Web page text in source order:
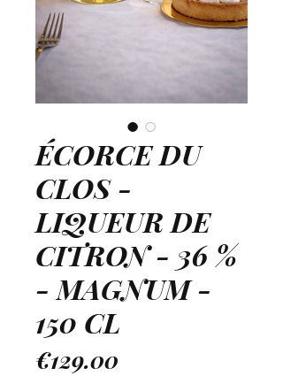
ÉCORCE DU
CLOS -
LIQUEUR DE
CITRON - 36 %
- MAGNUM -
150 CL
€129.00